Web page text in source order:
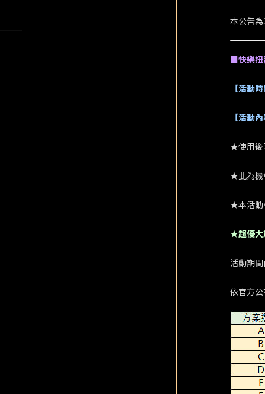
本公告
■快樂扭
【活動
【活動
★使用後
★此為機
★本活動
★超優大
活動期
依官方